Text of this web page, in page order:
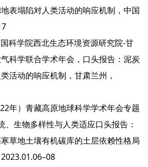
表塌陷对人类活动的响应机制，中国
科学院西北生态环境资源研究院-甘
科学联合学术年会，口头报告：泥炭
活动的响应机制，甘肃兰州，
年）青藏高原地球科学学术年会专题
、生物多样性与人类适应口头报告：
草地土壤有机碳库的土层依赖性格局